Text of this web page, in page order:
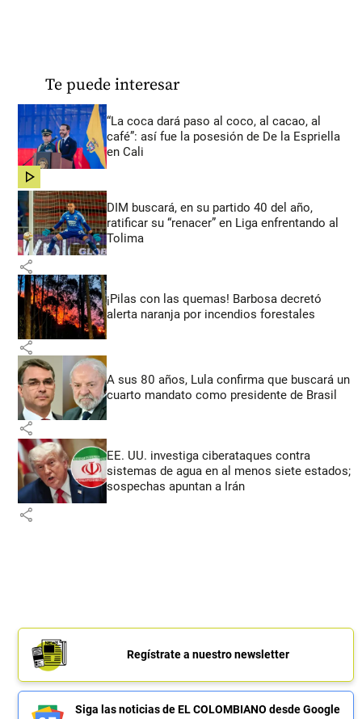
Te puede interesar
“La coca dará paso al coco, al cacao, al
café”: así fue la posesión de De la Espriella
en Cali
share
DIM buscará, en su partido 40 del año,
ratificar su “renacer” en Liga enfrentando al
Tolima
share
¡Pilas con las quemas! Barbosa decretó
alerta naranja por incendios forestales
share
A sus 80 años, Lula confirma que buscará un
cuarto mandato como presidente de Brasil
share
EE. UU. investiga ciberataques contra
sistemas de agua en al menos siete estados;
sospechas apuntan a Irán
share
Regístrate a nuestro newsletter
Siga las noticias de EL COLOMBIANO desde Google